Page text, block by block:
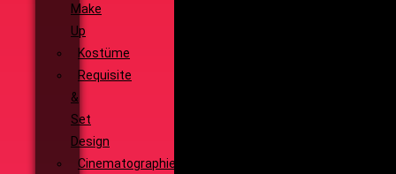
Make
Up
Kostüme
Requisite
&
Set
Design
Cinematographie